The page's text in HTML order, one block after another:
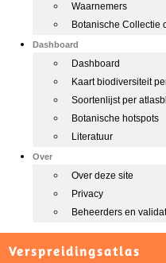
Waarnemers
Botanische Collectie
Dashboard
Dashboard
Kaart biodiversiteit
Soortenlijst per
Botanische hotspots
Literatuur
Over
Over deze site
Privacy
Beheerders en
Verspreidingsatlas